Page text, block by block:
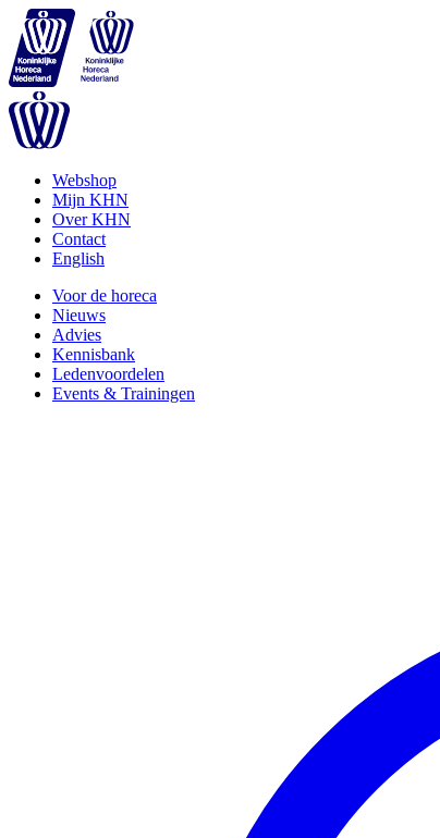
Webshop
Mijn KHN
Over KHN
Contact
English
Voor de horeca
Nieuws
Advies
Kennisbank
Ledenvoordelen
Events & Trainingen